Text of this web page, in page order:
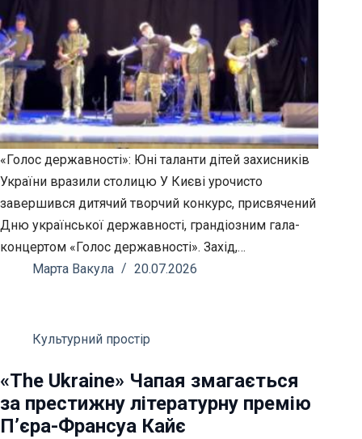
«Голос державності»: Юні таланти дітей захисників
України вразили столицю У Києві урочисто
завершився дитячий творчий конкурс, присвячений
Дню української державності, грандіозним гала-
концертом «Голос державності». Захід,…
Марта Вакула
20.07.2026
Культурний простір
«The Ukraine» Чапая змагається
за престижну літературну премію
П’єра-Франсуа Кайє